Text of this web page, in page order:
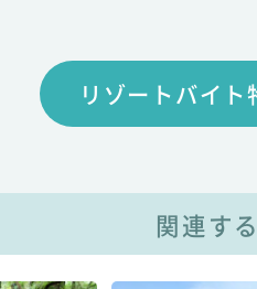
リゾートバイ
関連す